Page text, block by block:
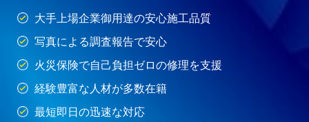
大手上場企業御用達の安心施工品質
写真による調査報告で安心
火災保険で自己負担ゼロの修理を支援
経験豊富な人材が多数在籍
最短即日の迅速な対応